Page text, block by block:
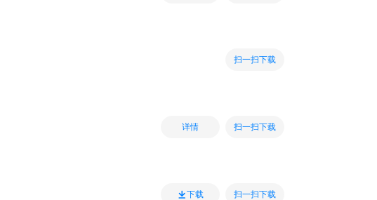
扫一扫下载
详情 扫一扫下载
下载 扫一扫下载